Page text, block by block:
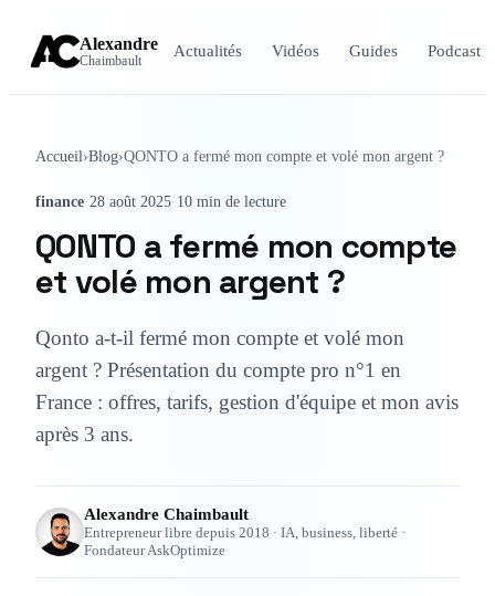
Alexandre
Chaimbault
Actualités Vidéos Guides Podcast
Accueil›Blog›QONTO a fermé mon compte et volé mon argent ?
finance·28 août 2025·10 min de lecture
QONTO a fermé mon compte
et volé mon argent ?
Qonto a-t-il fermé mon compte et volé mon
argent ? Présentation du compte pro n°1 en
France : offres, tarifs, gestion d'équipe et mon avis
après 3 ans.
Alexandre Chaimbault
Entrepreneur libre depuis 2018 · IA, business, liberté ·
Fondateur AskOptimize